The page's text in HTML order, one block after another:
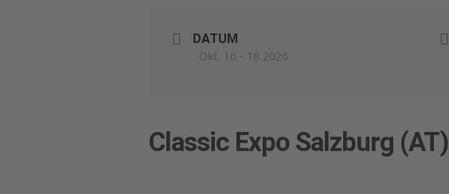
DATUM
Okt. 16 - 18 2026
Classic Expo Salzburg (AT)